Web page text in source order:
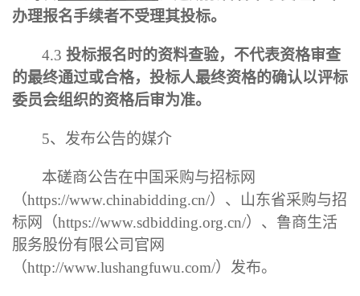
办理报名手续者不受理其投标。
4.3 投标报名时的资料查验，不代表资格审查
的最终通过或合格，投标人最终资格的确认以评标
委员会组织的资格后审为准。
5、发布公告的媒介
本磋商公告在中国采购与招标网
（https://www.chinabidding.cn/）、山东省采购与招
标网（https://www.sdbidding.org.cn/） 、鲁商生活
服务股份有限公司官网
（http://www.lushangfuwu.com/） 发布。